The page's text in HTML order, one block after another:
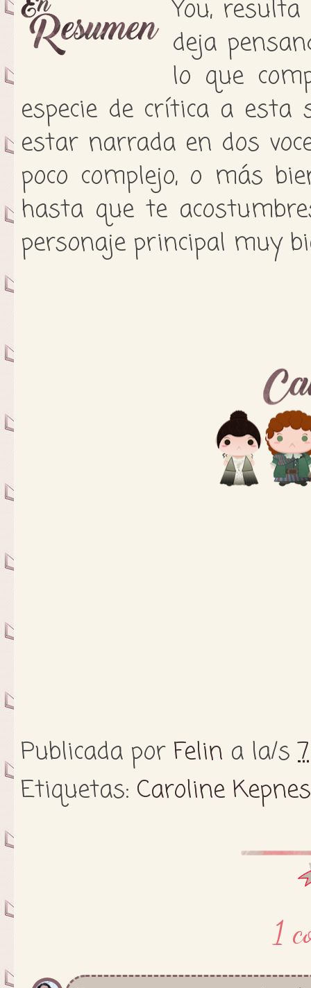
You,
deja
lo que
especie de crítica a esta
estar narrada en dos
poco complejo, o más
hasta que te
personaje principal muy
Publicada por Felin a la/s
Etiquetas: Caroline Kepnes
1